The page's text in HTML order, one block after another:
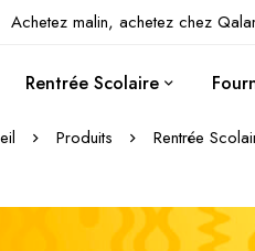
Achetez malin, achetez chez
Rentrée Scolaire
Produits Rentrée